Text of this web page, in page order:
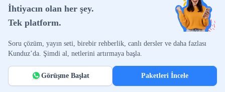
İhtiyacın olan her şey.
Tek platform.
Soru çözüm, yayın seti, birebir rehberlik, canlı dersler ve daha fazlası
Kunduz’da. Şimdi al, netlerini artırmaya başla.
Görüşme Başlat Paketleri İncele